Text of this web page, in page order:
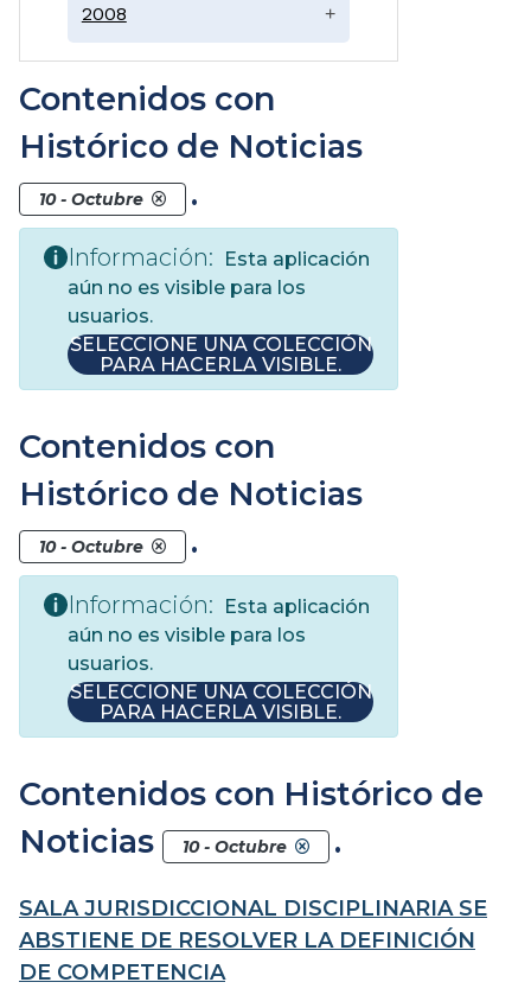
2008 +
Contenidos con
Histórico de Noticias
10 - Octubre .
Información:
Esta aplicación
aún no es visible para los
usuarios.
SELECCIONE UNA COLECCIÓN
PARA HACERLA VISIBLE.
Contenidos con
Histórico de Noticias
10 - Octubre .
Información:
Esta aplicación
aún no es visible para los
usuarios.
SELECCIONE UNA COLECCIÓN
PARA HACERLA VISIBLE.
Contenidos con Histórico de
Noticias
10 - Octubre .
SALA JURISDICCIONAL DISCIPLINARIA SE
ABSTIENE DE RESOLVER LA DEFINICIÓN
DE COMPETENCIA